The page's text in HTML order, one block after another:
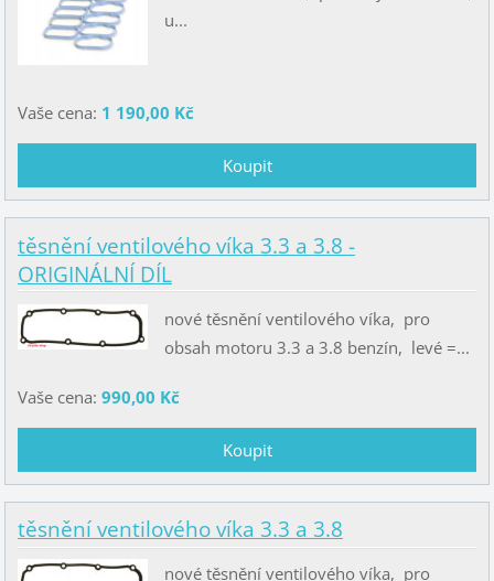
u...
Vaše cena: 1 190,00 Kč
těsnění ventilového víka 3.3 a 3.8 -
ORIGINÁLNÍ DÍL
nové těsnění ventilového víka, pro
obsah motoru 3.3 a 3.8 benzín, levé =...
Vaše cena: 990,00 Kč
těsnění ventilového víka 3.3 a 3.8
nové těsnění ventilového víka, pro